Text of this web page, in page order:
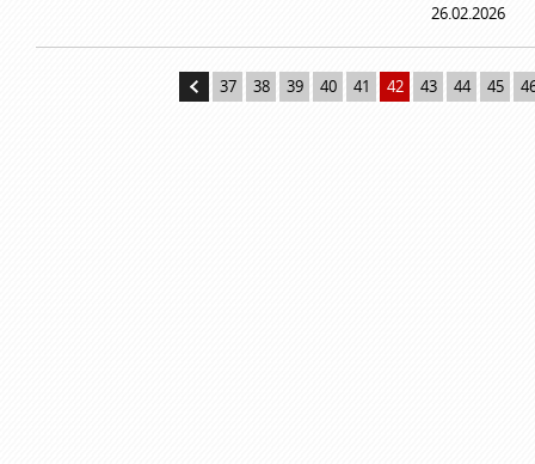
26.02.2026
37 38 39 40 41 42 43 44 45